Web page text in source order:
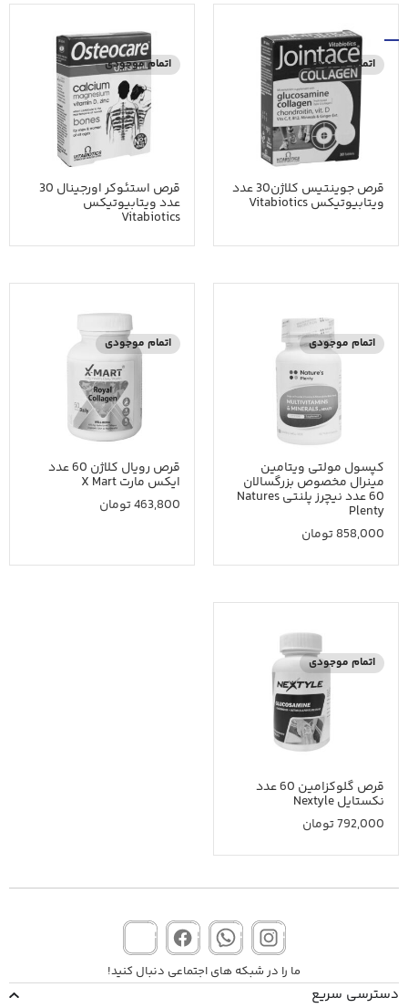
اتمام موجودی
قرص جوینتیس کلاژن30 عدد
ویتابیوتیکس Vitabiotics
اتمام موجودی
قرص استئوکر اورجینال 30
عدد ویتابیوتیکس
Vitabiotics
اتمام موجودی
کپسول مولتی ویتامین
مینرال مخصوص بزرگسالان
60 عدد نیچرز پلنتی Natures
Plenty
858,000تومان
اتمام موجودی
قرص رویال کلاژن 60 عدد
ایکس مارت X Mart
463,800تومان
اتمام موجودی
قرص گلوکزامین 60 عدد
نکستایل Nextyle
792,000تومان
ما را در شبکه های اجتماعی دنبال کنید!
دسترسی سریع